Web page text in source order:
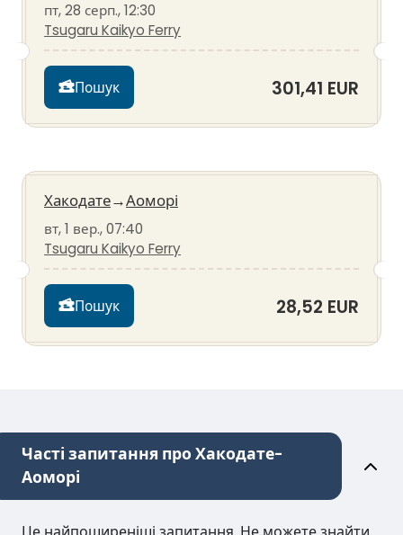
пт, 28 серп., 12:30
Tsugaru Kaikyo Ferry
Пошук 301,41 EUR
Хакодате→Аоморі
вт, 1 вер., 07:40
Tsugaru Kaikyo Ferry
Пошук 28,52 EUR
Часті запитання про Хакодате-
Аоморі